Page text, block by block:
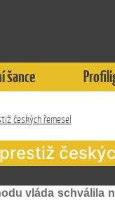
šance
českých řemesel
vláda schválila